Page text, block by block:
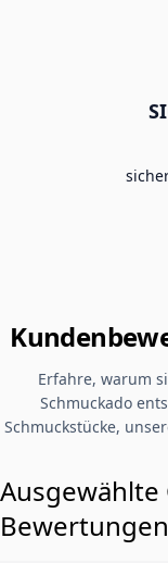
Erfahre, warum
Schmuckado
Schmuckstücke,
Ausgewählte
Bewertungen